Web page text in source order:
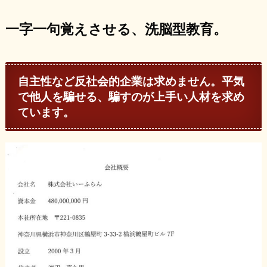
一字一句覚えさせる、洗脳型教育。
自主性など反社会的企業は求めません。平気
で他人を騙せる、騙すのが上手い人材を求め
ています。